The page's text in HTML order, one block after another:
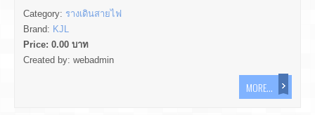
Category: รางเดินสายไฟ
Brand: KJL
Price: 0.00 บาท
Created by: webadmin
MORE...